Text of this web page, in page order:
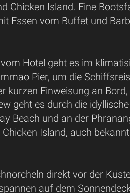
Chicken Island. Eine
Essen vom Buffet und
Hotel geht es im
Pier, um die
kurzen Einweisung an
geht es durch die idyllische
Beach und an der
Island, auch
direkt vor der
auf dem